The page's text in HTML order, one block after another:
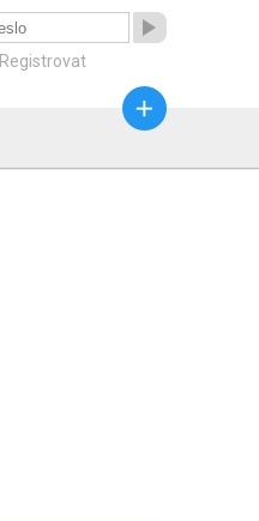

Registrovat
